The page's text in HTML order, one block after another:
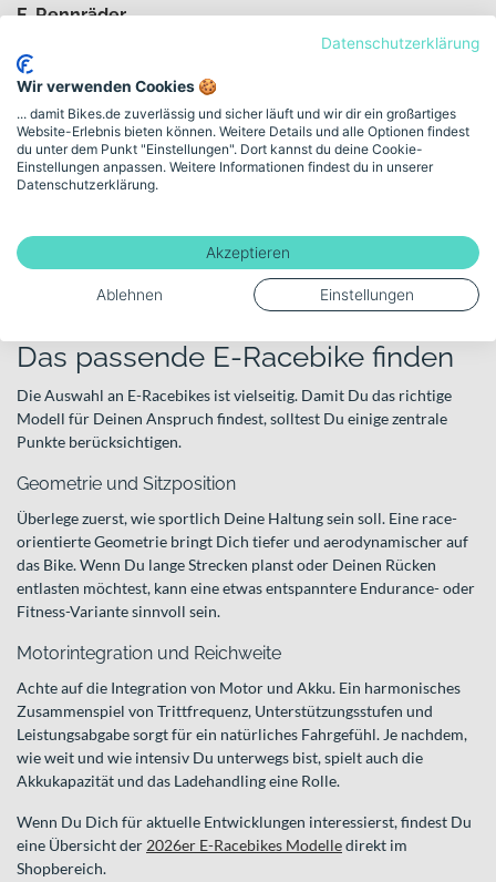
E-Rennräder
Diese Ausführung orientiert sich eng an klassischen Rennrädern
mit klarer Race-Geometrie. Wenn Du Wert auf eine gestreckte
Sitzposition, direkte Kraftübertragung und hohe Geschwindigkeiten
auf glattem Asphalt legst, findest Du hier den sportlichsten Ansatz
innerhalb der E-Racebikes.
E-Fitnessbikes
E-Fitnessbikes verbinden Straßen-Performance mit etwas
aufrechterer Haltung. Sie sind vielseitig einsetzbar – ideal, wenn Du
sportlich fahren möchtest, aber gleichzeitig Komfort und
Das passende E-Racebike finden
Die Auswahl an E-Racebikes ist vielseitig. Damit Du das richtige
Modell für Deinen Anspruch findest, solltest Du einige zentrale
Punkte berücksichtigen.
Geometrie und Sitzposition
Überlege zuerst, wie sportlich Deine Haltung sein soll. Eine race-
orientierte Geometrie bringt Dich tiefer und aerodynamischer auf
das Bike. Wenn Du lange Strecken planst oder Deinen Rücken
entlasten möchtest, kann eine etwas entspanntere Endurance- oder
Fitness-Variante sinnvoll sein.
Motorintegration und Reichweite
Achte auf die Integration von Motor und Akku. Ein harmonisches
Zusammenspiel von Trittfrequenz, Unterstützungsstufen und
Leistungsabgabe sorgt für ein natürliches Fahrgefühl. Je nachdem,
wie weit und wie intensiv Du unterwegs bist, spielt auch die
Akkukapazität und das Ladehandling eine Rolle.
Wenn Du Dich für aktuelle Entwicklungen interessierst, findest Du
eine Übersicht der 2026er E-Racebikes Modelledirekt im
Shopbereich.
Datenschutzerklärung
Wir verwenden Cookies 🍪
... damit Bikes.de zuverlässig und sicher läuft und wir dir ein großartiges
Website-Erlebnis bieten können. Weitere Details und alle Optionen findest
du unter dem Punkt "Einstellungen". Dort kannst du deine Cookie-
Einstellungen anpassen. Weitere Informationen findest du in unserer
Datenschutzerklärung.
Akzeptieren
Ablehnen Einstellungen